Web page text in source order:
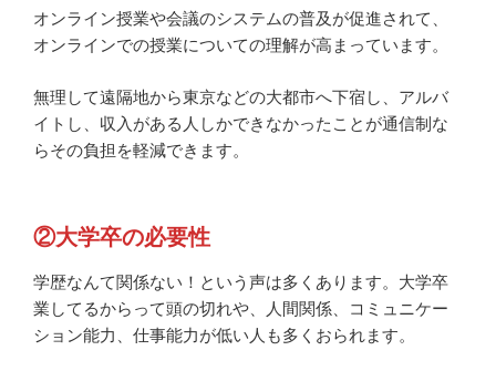
オンライン授業や会議のシステムの普及が促進されて、
オンラインでの授業についての理解が高まっています。
無理して遠隔地から東京などの大都市へ下宿し、アルバ
イトし、収入がある人しかできなかったことが通信制な
らその負担を軽減できます。
②大学卒の必要性
学歴なんて関係ない！という声は多くあります。大学卒
業してるからって頭の切れや、人間関係、コミュニケー
ション能力、仕事能力が低い人も多くおられます。